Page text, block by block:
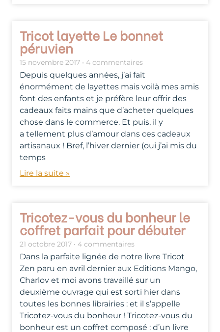
Tricot layette Le bonnet
péruvien
15 novembre 2017 4 commentaires
Depuis quelques années, j’ai fait
énormément de layettes mais voilà mes amis
font des enfants et je préfère leur offrir des
cadeaux faits mains que d’acheter quelques
chose dans le commerce. Et puis, il y
a tellement plus d’amour dans ces cadeaux
artisanaux ! Bref, l’hiver dernier (oui j’ai mis du
temps
Lire la suite »
Tricotez-vous du bonheur le
coffret parfait pour débuter
21 octobre 2017 4 commentaires
Dans la parfaite lignée de notre livre Tricot
Zen paru en avril dernier aux Editions Mango,
Charlov et moi avons travaillé sur un
deuxième ouvrage qui est sorti hier dans
toutes les bonnes librairies : et il s’appelle
Tricotez-vous du bonheur ! Tricotez-vous du
bonheur est un coffret composé : d’un livre